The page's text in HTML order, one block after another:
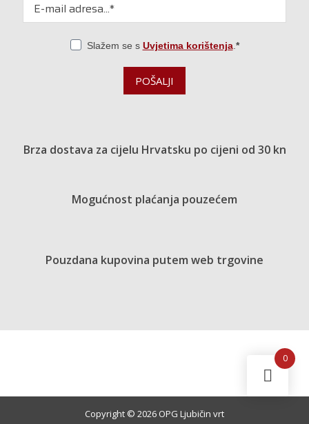
Slažem se s Uvjetima korištenja.
POŠALJI
Brza dostava za cijelu Hrvatsku po cijeni od 30 kn
Mogućnost plaćanja pouzećem
Pouzdana kupovina putem web trgovine
Copyright © 2026 OPG Ljubičin vrt
0